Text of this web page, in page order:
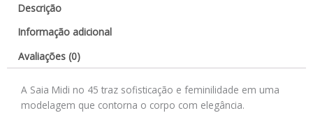
Descrição
Informação adicional
Avaliações (0)
A Saia Midi no 45 traz sofisticação e feminilidade em uma
modelagem que contorna o corpo com elegância.